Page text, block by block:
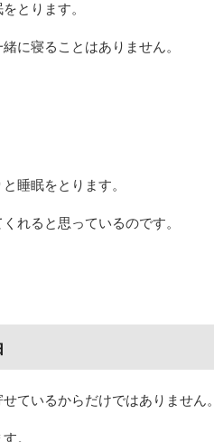
とります。
に寝ることはありません。
睡眠をとります。
れると思っているのです。
ているからだけではありません。
。